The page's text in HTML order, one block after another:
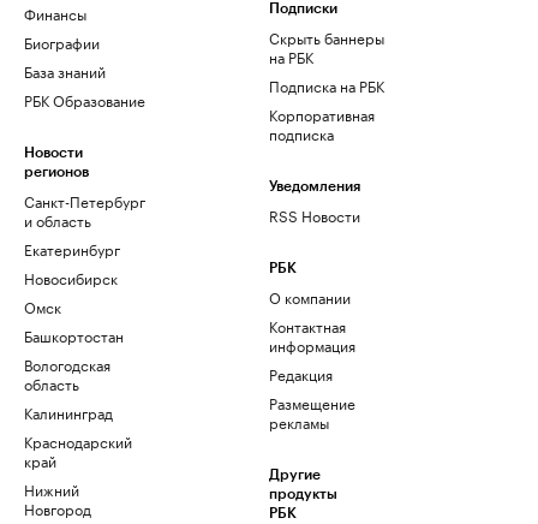
Финансы
Биографии
База знаний
РБК Образование
Новости
регионов
Санкт-Петербург
и область
Екатеринбург
Новосибирск
Омск
Башкортостан
Вологодская
область
Калининград
Краснодарский
край
Нижний
Новгород
Подписки
Скрыть баннеры
на РБК
Подписка на РБК
Корпоративная
подписка
Уведомления
RSS Новости
РБК
О компании
Контактная
информация
Редакция
Размещение
рекламы
Другие
продукты
РБК